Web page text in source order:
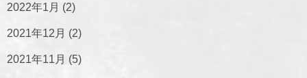
2022年1月 (2)
2021年12月 (2)
2021年11月 (5)